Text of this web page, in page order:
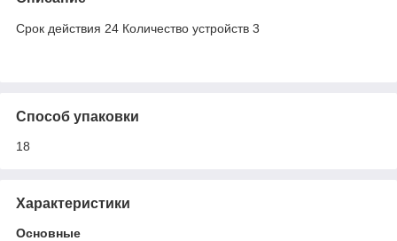
Срок действия 24 Количество устройств 3
Способ упаковки
18
Характеристики
Основные